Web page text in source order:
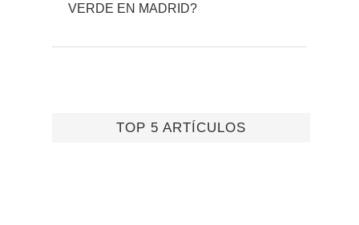
VERDE EN MADRID?
TOP 5 ARTÍCULOS